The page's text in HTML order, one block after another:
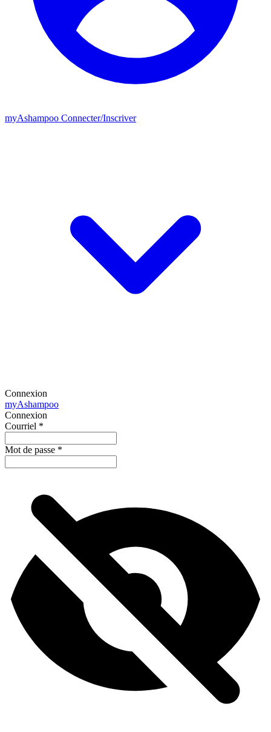
myAshampoo Connecter/Inscriver
Connexion
myAshampoo
Connexion
Courriel *
Mot de passe *